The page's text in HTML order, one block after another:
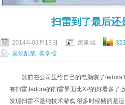
扫雷到了最后还
2014年03月13日 磨延城
吴玖乱笔 美学控
以前在公司里给自己的电脑装了
有扫雷,fedora的扫雷界面比XP的好看多了,
发现扫雷不是纯技术游戏,很多时候赌的是